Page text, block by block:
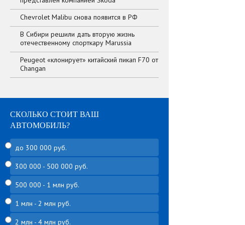
Chevrolet Malibu снова появится в РФ
В Сибири решили дать вторую жизнь
отечественному спорткару Marussia
Peugeot «клонирует» китайский пикап F70 от
Changan
СКОЛЬКО СТОИТ ВАШ
АВТОМОБИЛЬ?
до 300 000 руб.
300 000 - 500 000 руб.
500 000 - 1 млн руб.
1 млн - 2 млн руб.
2 млн - 4 млн руб.